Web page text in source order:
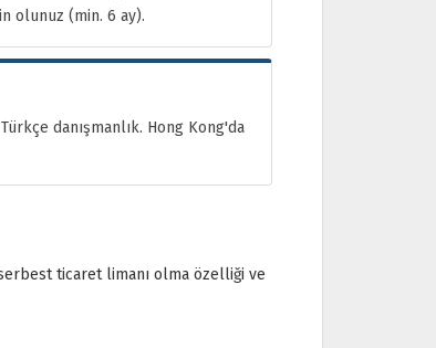
olunuz (min. 6 ay).
danışmanlık. Hong Kong'da
ticaret limanı olma özelliği ve